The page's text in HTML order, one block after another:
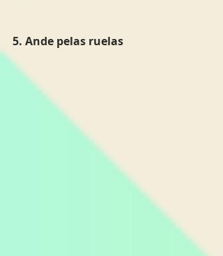
5. Ande pelas ruelas